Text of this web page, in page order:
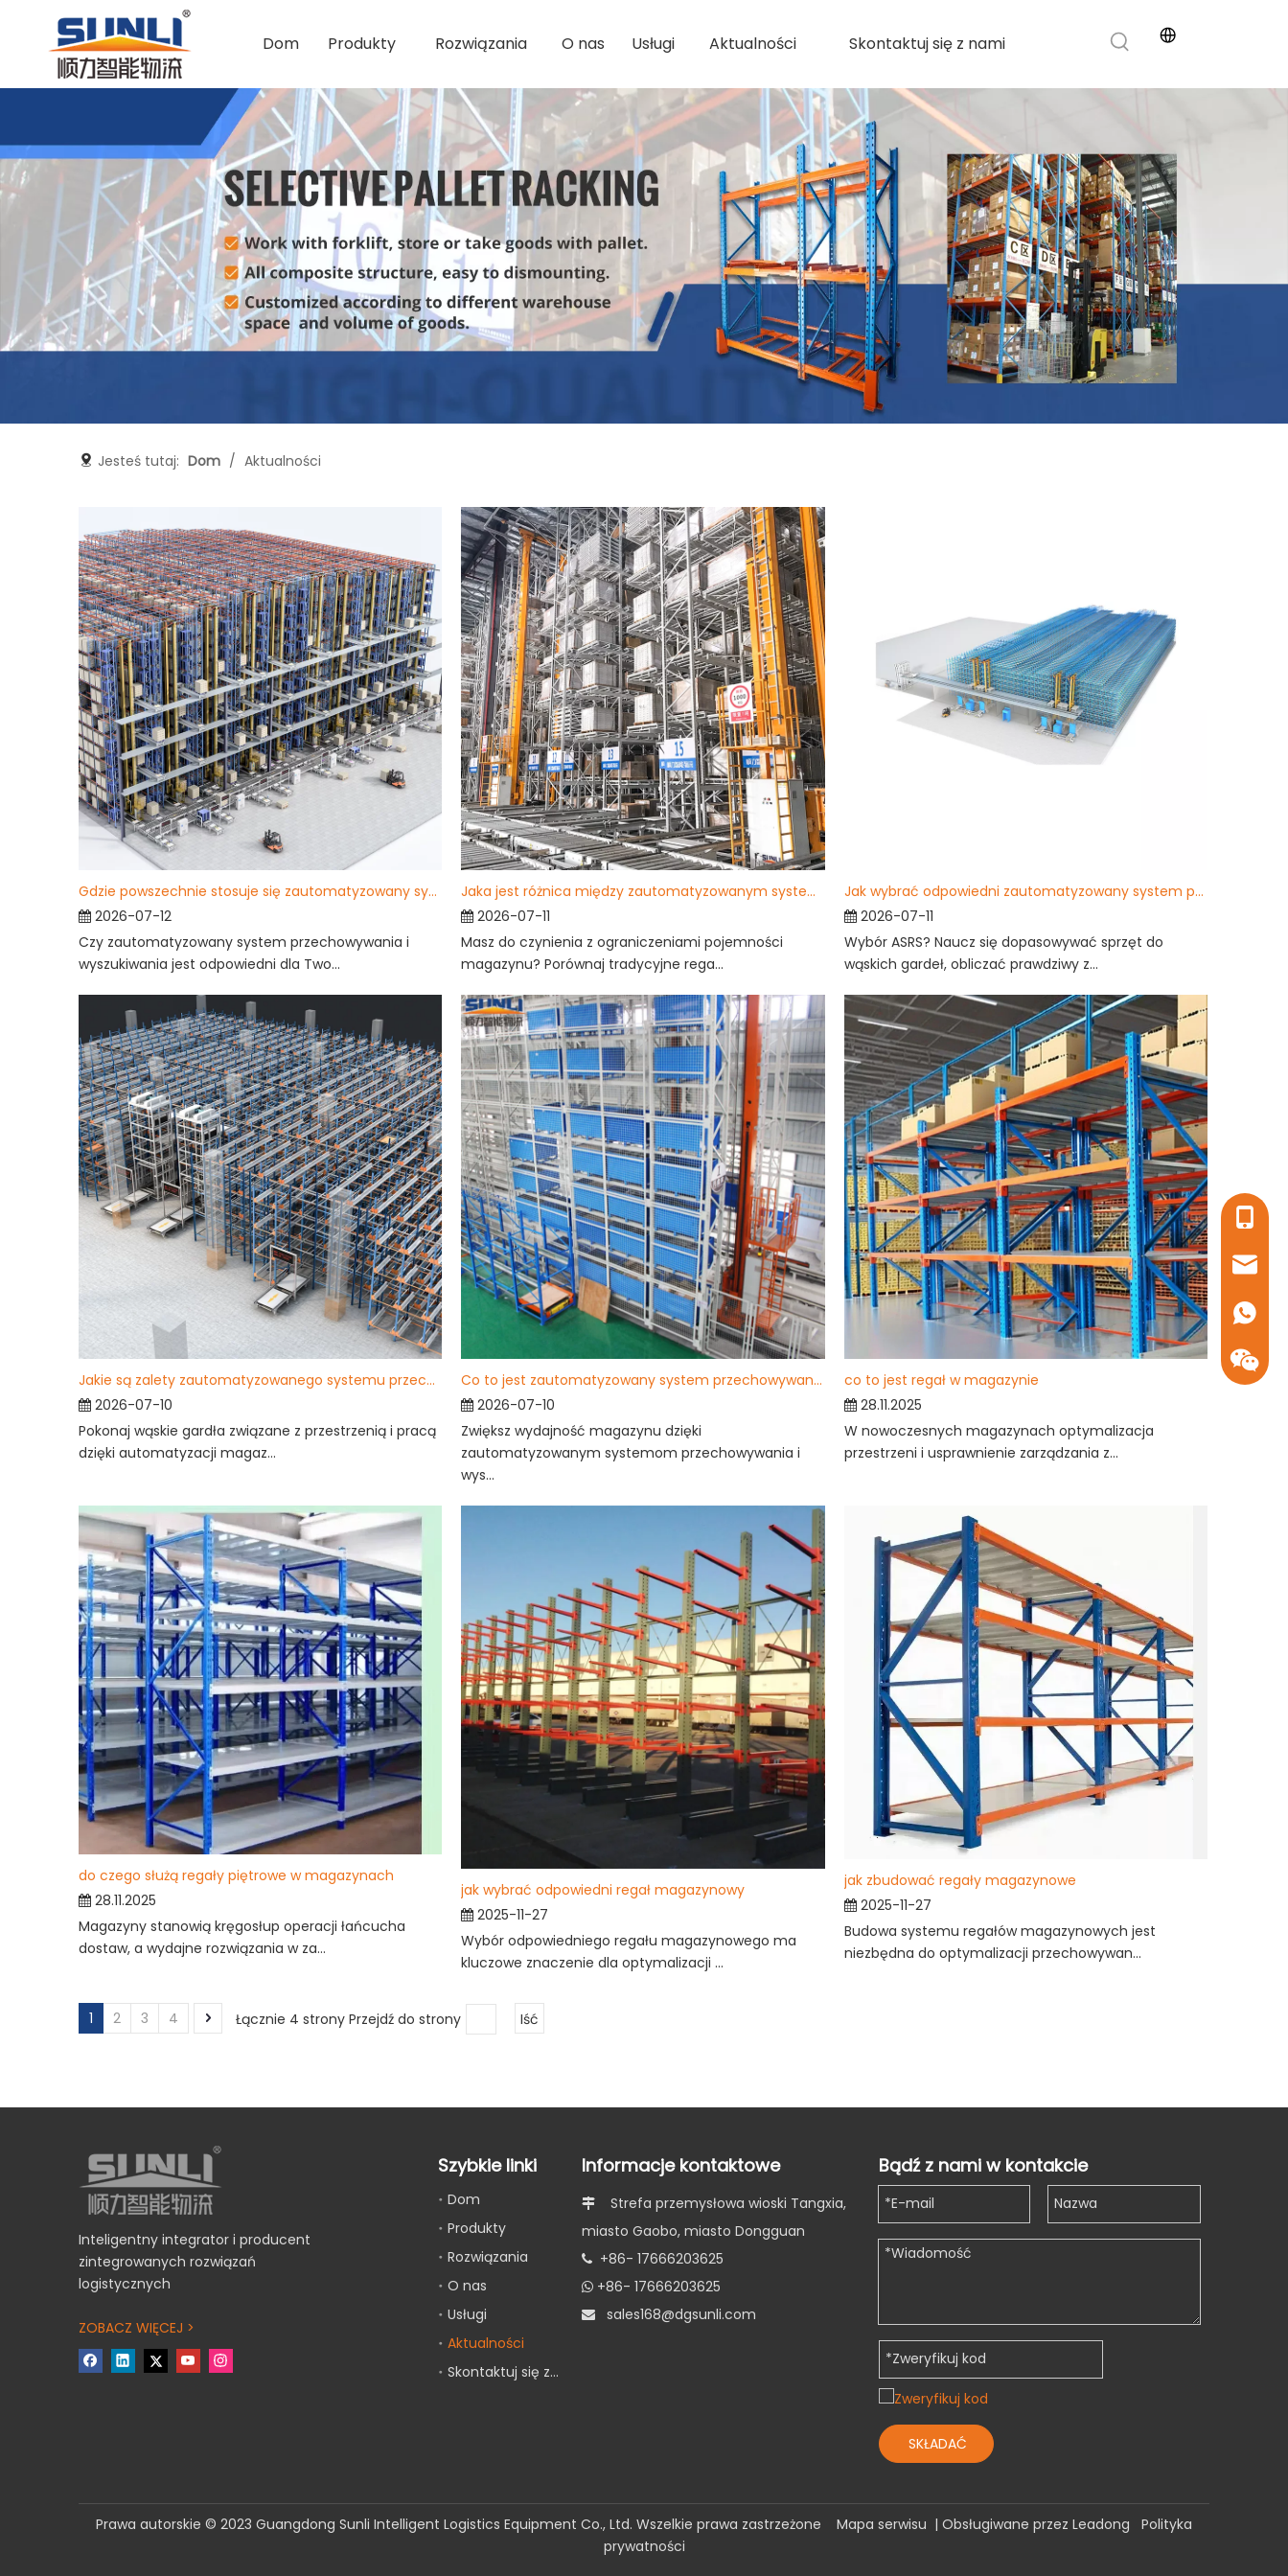
Dom Produkty Rozwiązania O nas Usługi Aktualności Skontaktuj się z nami
Jesteś tutaj: Dom / Aktualności
Gdzie powszechnie stosuje się zautomatyzowany system przechowywania i wyszukiwania?
2026-07-12
Czy zautomatyzowany system przechowywania i
wyszukiwania jest odpowiedni dla Two...
Jaka jest różnica między zautomatyzowanym systemem przechowywania i wyszukiwania a tradycyjnymi regałami?
2026-07-11
Masz do czynienia z ograniczeniami pojemności
magazynu? Porównaj tradycyjne rega...
Jak wybrać odpowiedni zautomatyzowany system przechowywania i wyszukiwania?
2026-07-11
Wybór ASRS? Naucz się dopasowywać sprzęt do
wąskich gardeł, obliczać prawdziwy z...
Jakie są zalety zautomatyzowanego systemu przechowywania i wyszukiwania?
2026-07-10
Pokonaj wąskie gardła związane z przestrzenią i pracą
dzięki automatyzacji magaz...
Co to jest zautomatyzowany system przechowywania i wyszukiwania i jak działa?
2026-07-10
Zwiększ wydajność magazynu dzięki
zautomatyzowanym systemom przechowywania i
wys...
co to jest regał w magazynie
28.11.2025
W nowoczesnych magazynach optymalizacja
przestrzeni i usprawnienie zarządzania z...
do czego służą regały piętrowe w magazynach
28.11.2025
Magazyny stanowią kręgosłup operacji łańcucha
dostaw, a wydajne rozwiązania w za...
jak wybrać odpowiedni regał magazynowy
2025-11-27
Wybór odpowiedniego regału magazynowego ma
kluczowe znaczenie dla optymalizacji ...
jak zbudować regały magazynowe
2025-11-27
Budowa systemu regałów magazynowych jest
niezbędna do optymalizacji przechowywan...
1 2 3 4 Łącznie 4 strony Przejdź do strony Iść
Inteligentny integrator i producent
zintegrowanych rozwiązań
logistycznych
ZOBACZ WIĘCEJ >
Szybkie linki
Dom
Produkty
Rozwiązania
O nas
Usługi
Aktualności
Skontaktuj się z nami
Informacje kontaktowe

Strefa przemysłowa wioski Tangxia,
miasto Gaobo, miasto Dongguan
 +86- 17666203625
+86- 17666203625
 sales168@dgsunli.com
+86-
+86-
Bądź z nami w kontakcie
SKŁADAĆ
​Prawa autorskie © 2023 Guangdong Sunli Intelligent Logistics Equipment Co., Ltd. Wszelkie prawa zastrzeżone Mapa serwisu | Obsługiwane przez Leadong
Polityka
prywatności